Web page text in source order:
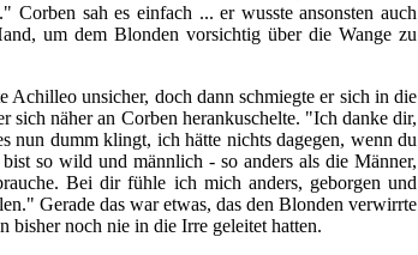
sah es einfach ... er wusste ansonsten auch
um dem Blonden vorsichtig über die Wange zu
unsicher, doch dann schmiegte er sich in die
sich näher an Corben herankuschelte. "Ich danke dir,
nun dumm klingt, ich hätte nichts dagegen, wenn du
so wild und männlich - so anders als die Männer,
Bei dir fühle ich mich anders, geborgen und
Gerade das war etwas, das den Blonden verwirrte
bisher noch nie in die Irre geleitet hatten.